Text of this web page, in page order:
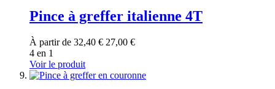
Pince à greffer italienne 4T
À partir de 32,40 € 27,00 €
4 en 1
Voir le produit